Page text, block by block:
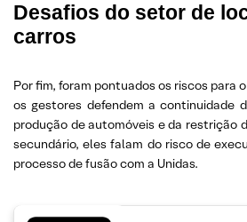
Desafios do setor de
carros
Por fim, foram pontuados os riscos para
os gestores defendem a continuidade
produção de automóveis e da restrição
secundário, eles falam do risco de
processo de fusão com a Unidas.